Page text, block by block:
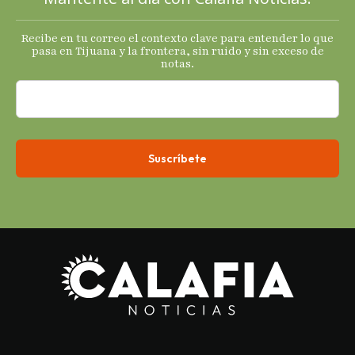
Recibe en tu correo el contexto clave para entender lo que
pasa en Tijuana y la frontera, sin ruido y sin exceso de
notas.